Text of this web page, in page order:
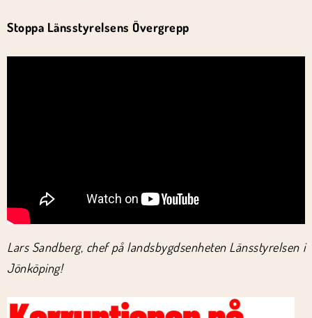
Stoppa Länsstyrelsens Övergrepp
Lars Sandberg, chef på landsbygdsenheten Länsstyrelsen i
Jönköping!